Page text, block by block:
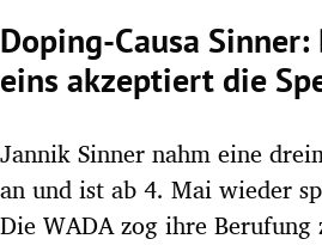
Untermenü
Doping-Causa
eins akzeptiert die
Jannik Sinner nahm eine
an und ist ab 4. Mai wieder
Die WADA zog ihre Berufung